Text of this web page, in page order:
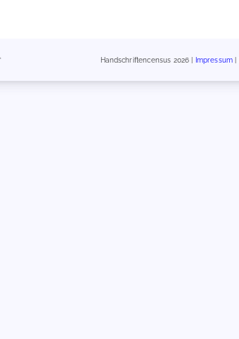
Handschriftencensus 2026 | Impressum